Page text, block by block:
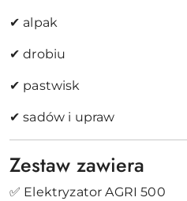
✔ alpak
✔ drobiu
✔ pastwisk
✔ sadów i upraw
Zestaw zawiera
✅ Elektryzator AGRI 500